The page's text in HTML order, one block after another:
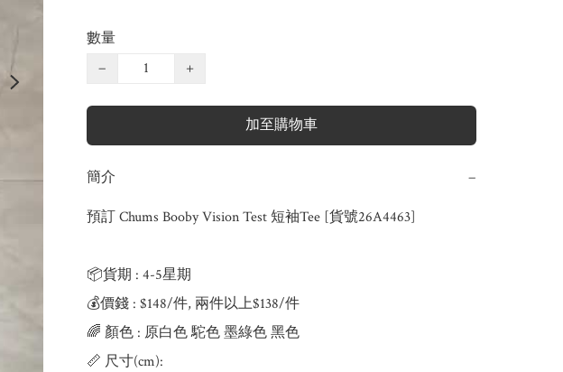
數量
−
+
加至購物車
簡介 −
預訂 Chums Booby Vision Test 短袖Tee [貨號26A4463]
📦貨期 : 4-5星期
💰價錢 : $148/件, 兩件以上$138/件
🌈 顏色 : 原白色 駝色 墨綠色 黑色
📏 尺寸(cm):